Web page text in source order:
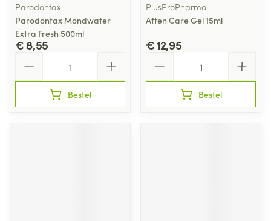
Parodontax
Parodontax Mondwater
Extra Fresh 500ml
€ 8,55
Bestel
PlusProPharma
Aften Care Gel 15ml
€ 12,95
Bestel